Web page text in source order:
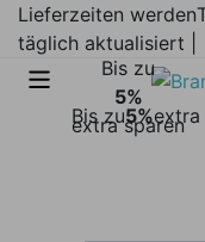
Lieferzeiten werden
täglich aktualisiert |
Bis zu5%extra
Bis zu
5%
extra sparen